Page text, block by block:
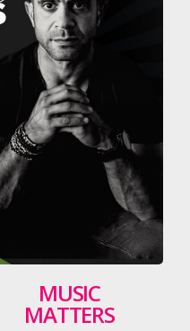
MUSIC
MATTERS